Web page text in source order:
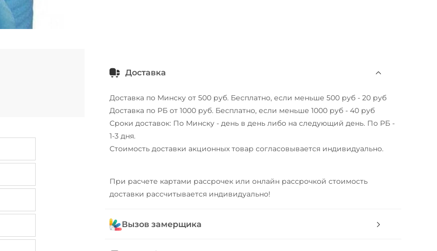
Доставка
Доставка по Минску от 500 руб. Бесплатно, если меньше 500 руб - 20 руб
Доставка по РБ от 1000 руб. Бесплатно, если меньше 1000 руб - 40 руб
Сроки доставок: По Минску - день в день либо на следующий день. По РБ -
1-3 дня.
Стоимость доставки акционных товар согласовывается индивидуально.
При расчете картами рассрочек или онлайн рассрочкой стоимость
доставки рассчитывается индивидуально!
Вызов замерщика